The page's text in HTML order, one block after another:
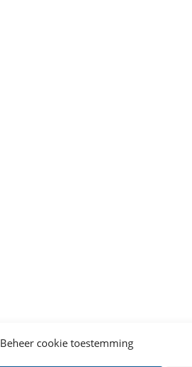
Beheer cookie toestemming